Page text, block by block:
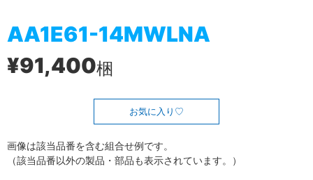
AA1E61-14MWLNA
¥91,400梱
お気に入り
画像は該当品番を含む組合せ例です。
（該当品番以外の製品・部品も表示されています。）